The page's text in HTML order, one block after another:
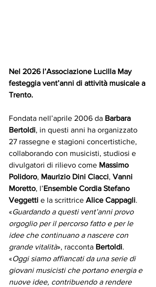
Nel 2026 l’Associazione Lucilla May
festeggia vent’anni di attività musicale a
Trento.
Fondata nell’aprile 2006 da Barbara
Bertoldi, in questi anni ha organizzato
27 rassegne e stagioni concertistiche,
collaborando con musicisti, studiosi e
divulgatori di rilievo come Massimo
Polidoro, Maurizio Dini Ciacci, Vanni
Moretto, l’Ensemble Cordia Stefano
Veggetti e la scrittrice Alice Cappagli.
«Guardando a questi vent’anni provo
orgoglio per il percorso fatto e per le
idee che continuano a nascere con
grande vitalità», racconta Bertoldi.
«Oggi siamo affiancati da una serie di
giovani musicisti che portano energia e
nuove idee, contribuendo a rendere